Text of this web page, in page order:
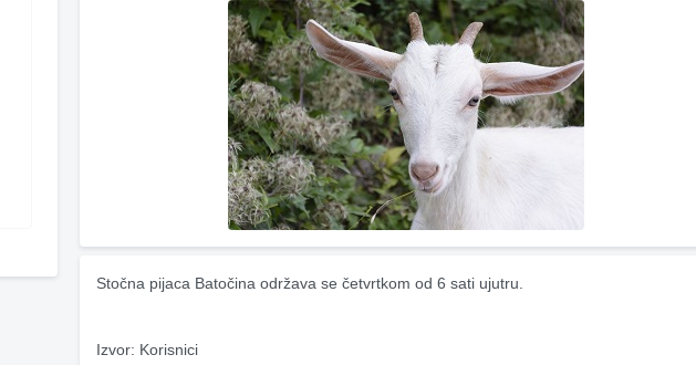
Stočna pijaca Batočina održava se četvrtkom od 6 sati ujutru.
Izvor: Korisnici